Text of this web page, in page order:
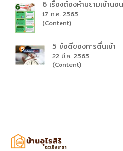
6 เรื่องต้องห้ามยามเข้านอน
17 ก.ค. 2565
(Content)
5 ข้อดีของการตื่นเช้า
22 มี.ค. 2565
(Content)